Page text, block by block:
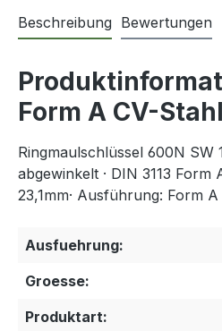
Beschreibung Bewertungen
Form A CV-
Ringmaulschlüssel 600N SW
abgewinkelt · DIN 3113 Form
23,1mm· Ausführung: Form A
Ausfuehrung:
Groesse:
Produktart: